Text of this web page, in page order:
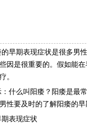
的早期表现症状是很多男
因是很重要的。假如能
。
什么叫阳痿？阳痿是最
性要及时的了解阳痿的
表现症状